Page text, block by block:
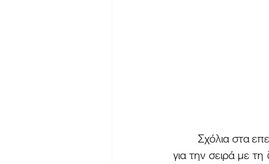
	Σχόλια στα επεισόδια του β΄ κύκλου της τηλεοπτικής σειράς του mega. Δοξάζουμε τον Θεό
για την σειρά με